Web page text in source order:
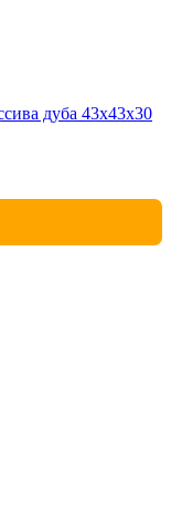
дуба 43х43х30